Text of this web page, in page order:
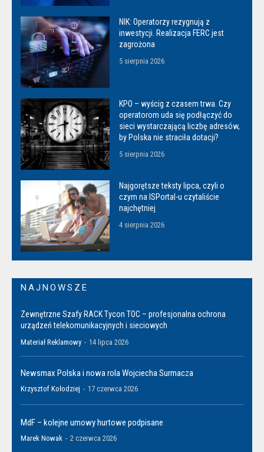
NIK: Operatorzy rezygnują z
inwestycji. Realizacja FERC jest
zagrożona
5 sierpnia 2026
KPO – wyścig z czasem trwa. Czy
operatorom uda się podłączyć do
sieci wystarczającą liczbę adresów,
by Polska nie straciła dotacji?
5 sierpnia 2026
Najgorętsze teksty lipca, czyli o
czym na ISPortal-u czytaliście
najchętniej
4 sierpnia 2026
NAJNOWSZE
Zewnętrzne Szafy RACK Tycon TOC – profesjonalna ochrona
urządzeń telekomunikacyjnych i sieciowych
Materiał Reklamowy - 14 lipca 2026
Newsmax Polska i nowa rola Wojciecha Surmacza
Krzysztof Kołodziej - 17 czerwca 2026
MdF – kolejne umowy hurtowe podpisane
Marek Nowak - 2 czerwca 2026